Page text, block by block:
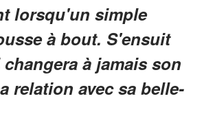
lorsqu'un simple
à bout. S'ensuit
à jamais son
relation avec sa belle-